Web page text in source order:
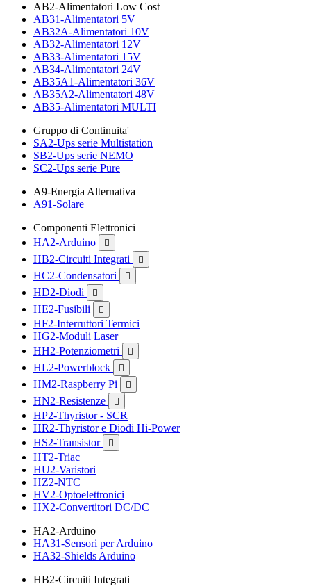
AB2-Alimentatori Low Cost
AB31-Alimentatori 5V
AB32A-Alimentatori 10V
AB32-Alimentatori 12V
AB33-Alimentatori 15V
AB34-Alimentatori 24V
AB35A1-Alimentatori 36V
AB35A2-Alimentatori 48V
AB35-Alimentatori MULTI
Gruppo di Continuita'
SA2-Ups serie Multistation
SB2-Ups serie NEMO
SC2-Ups serie Pure
A9-Energia Alternativa
A91-Solare
Componenti Elettronici
HA2-Arduino

HB2-Circuiti Integrati 
HC2-Condensatori 
HD2-Diodi 
HE2-Fusibili 
HF2-Interruttori Termici
HG2-Moduli Laser
HH2-Potenziometri

HL2-Powerblock 
HM2-Raspberry Pi 
HN2-Resistenze 
HP2-Thyristor - SCR
HR2-Thyristor e Diodi Hi-Power
HS2-Transistor

HT2-Triac
HU2-Varistori
HZ2-NTC
HV2-Optoelettronici
HX2-Convertitori DC/DC
HA2-Arduino
HA31-Sensori per Arduino
HA32-Shields Arduino
HB2-Circuiti Integrati